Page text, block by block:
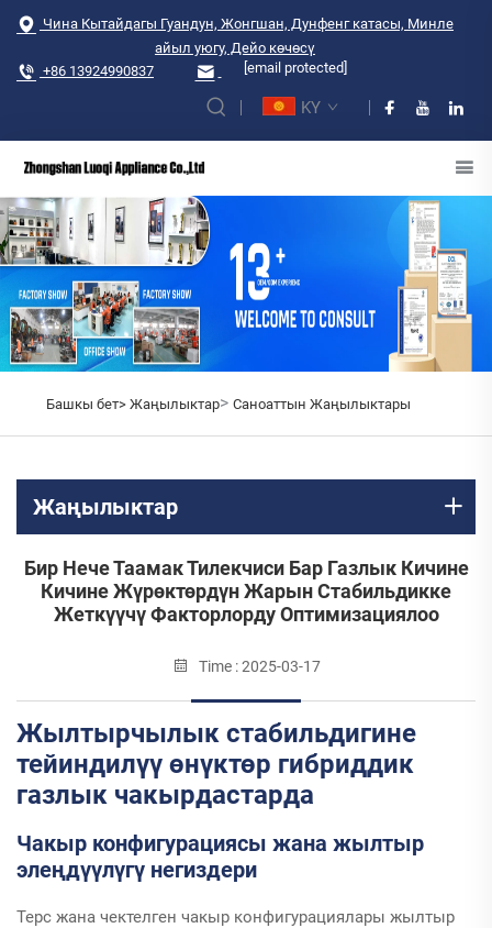
Чина Кытайдагы Гуандун, Жонгшан, Дунфенг катасы, Минле
айыл уюгу, Дейо көчөсү
+86 13924990837
[email protected]
KY
Башкы бет> Жаңылыктар> Саноаттын Жаңылыктары
Жаңылыктар
Бир Нече Таамак Тилекчиси Бар Газлык Кичине
Кичине Жүрөктөрдүн Жарын Стабильдикке
Жеткүүчү Факторлорду Оптимизациялоо
Time : 2025-03-17
Жылтырчылык стабильдигине
тейиндилүү өнүктөр гибриддик
газлык чакырдастарда
Чакыр конфигурациясы жана жылтыр
элеңдүүлүгү негиздери
Терс жана чектелген чакыр конфигурациялары жылтыр